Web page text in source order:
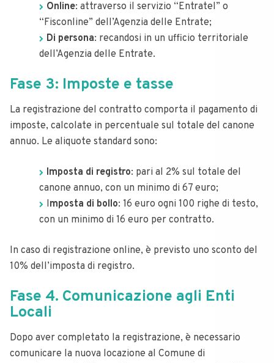
Online: attraverso il servizio “Entratel” o
“Fisconline” dell’Agenzia delle Entrate;
Di persona: recandosi in un ufficio territoriale
dell’Agenzia delle Entrate.
Fase 3: Imposte e tasse
La registrazione del contratto comporta il pagamento di
imposte, calcolate in percentuale sul totale del canone
annuo. Le aliquote standard sono:
Imposta di registro: pari al 2% sul totale del
canone annuo, con un minimo di 67 euro;
Imposta di bollo: 16 euro ogni 100 righe di testo,
con un minimo di 16 euro per contratto.
In caso di registrazione online, è previsto uno sconto del
10% dell’imposta di registro.
Fase 4. Comunicazione agli Enti
Locali
Dopo aver completato la registrazione, è necessario
comunicare la nuova locazione al Comune di